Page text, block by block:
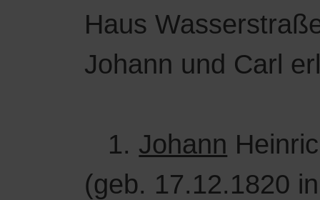
Haus
Johann und Carl
1. Johann
(geb. 17.12.1820